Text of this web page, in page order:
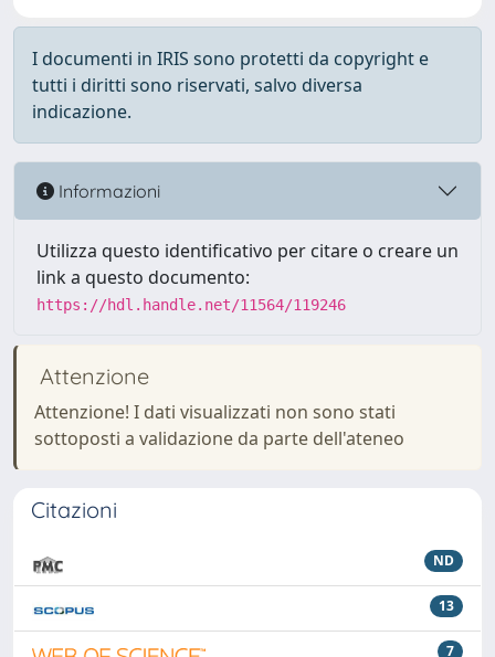
I documenti in IRIS sono protetti da copyright e
tutti i diritti sono riservati, salvo diversa
indicazione.
Informazioni
Utilizza questo identificativo per citare o creare un
link a questo documento:
https://hdl.handle.net/11564/119246
Attenzione
Attenzione! I dati visualizzati non sono stati
sottoposti a validazione da parte dell'ateneo
Citazioni
ND
13
7